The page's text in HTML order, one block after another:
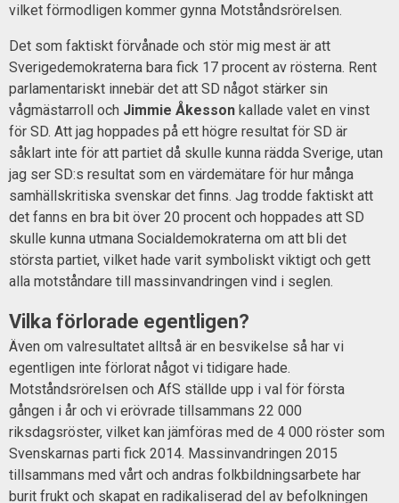
vilket förmodligen kommer gynna Motståndsrörelsen.
Det som faktiskt förvånade och stör mig mest är att
Sverigedemokraterna bara fick 17 procent av rösterna. Rent
parlamentariskt innebär det att SD något stärker sin
vågmästarroll och Jimmie Åkesson kallade valet en vinst
för SD. Att jag hoppades på ett högre resultat för SD är
såklart inte för att partiet då skulle kunna rädda Sverige, utan
jag ser SD:s resultat som en värdemätare för hur många
samhällskritiska svenskar det finns. Jag trodde faktiskt att
det fanns en bra bit över 20 procent och hoppades att SD
skulle kunna utmana Socialdemokraterna om att bli det
största partiet, vilket hade varit symboliskt viktigt och gett
alla motståndare till massinvandringen vind i seglen.
Vilka förlorade egentligen?
Även om valresultatet alltså är en besvikelse så har vi
egentligen inte förlorat något vi tidigare hade.
Motståndsrörelsen och AfS ställde upp i val för första
gången i år och vi erövrade tillsammans 22 000
riksdagsröster, vilket kan jämföras med de 4 000 röster som
Svenskarnas parti fick 2014. Massinvandringen 2015
tillsammans med vårt och andras folkbildningsarbete har
burit frukt och skapat en radikaliserad del av befolkningen